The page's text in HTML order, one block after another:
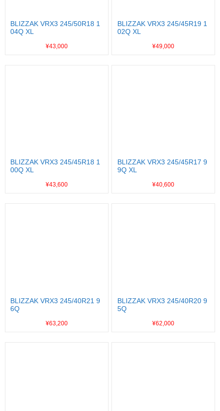
BLIZZAK VRX3 245/50R18 1
04Q XL
¥43,000
BLIZZAK VRX3 245/45R19 1
02Q XL
¥49,000
BLIZZAK VRX3 245/45R18 1
00Q XL
¥43,600
BLIZZAK VRX3 245/45R17 9
9Q XL
¥40,600
BLIZZAK VRX3 245/40R21 9
6Q
¥63,200
BLIZZAK VRX3 245/40R20 9
5Q
¥62,000